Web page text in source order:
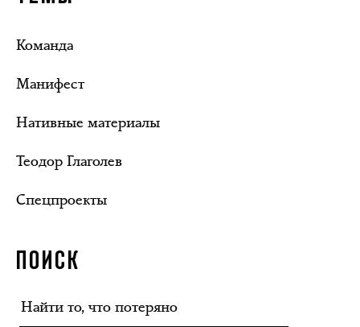
Команда
Манифест
Нативные материалы
Теодор Глаголев
Спецпроекты
ПОИСК